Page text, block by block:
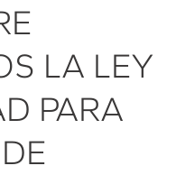
LA LEY
PARA